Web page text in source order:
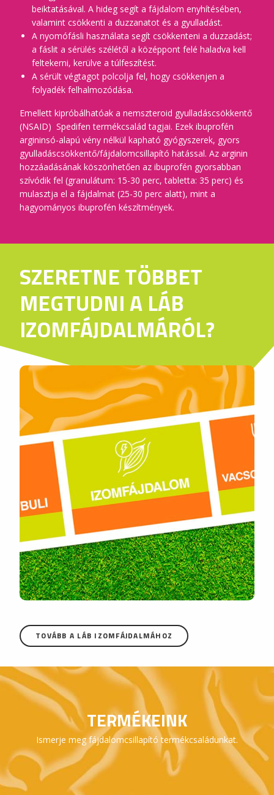
beiktatásával. A hideg segít a fájdalom enyhítésében,
valamint csökkenti a duzzanatot és a gyulladást.
A nyomófásli használata segít csökkenteni a duzzadást;
a fáslit a sérülés szélétől a középpont felé haladva kell
feltekerni, kerülve a túlfeszítést.
A sérült végtagot polcolja fel, hogy csökkenjen a
folyadék felhalmozódása.
Emellett kipróbálhatóak a nemszteroid gyulladáscsökkentő
(NSAID) Spedifen termékcsalád tagjai. Ezek ibuprofén
argininsó-alapú vény nélkül kapható gyógyszerek, gyors
gyulladáscsökkentő/fájdalomcsillapító hatással. Az arginin
hozzáadásának köszönhetően az ibuprofén gyorsabban
szívódik fel (granulátum: 15-30 perc, tabletta: 35 perc) és
mulasztja el a fájdalmat (25-30 perc alatt), mint a
hagyományos ibuprofén készítmények.
SZERETNE TÖBBET
MEGTUDNI A LÁB
IZOMFÁJDALMÁRÓL?
TOVÁBB A LÁB IZOMFÁJDALMÁHOZ
TERMÉKEINK
Ismerje meg fájdalomcsillapító termékcsaládunkat.